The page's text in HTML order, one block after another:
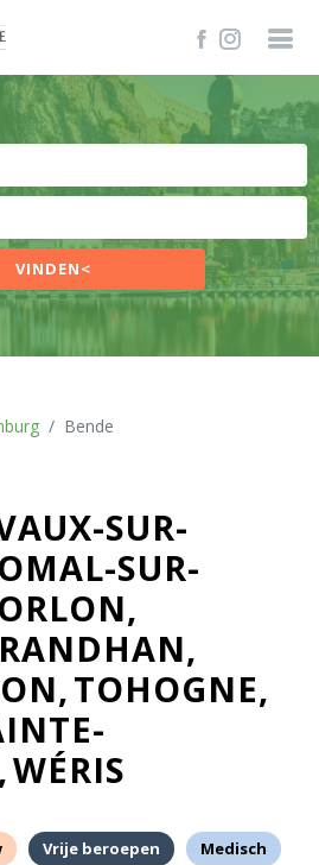
VINDEN<
Bende
SUR-
SUR-
TOHOGNE
WÉRIS
Vrije beroepen Medisch